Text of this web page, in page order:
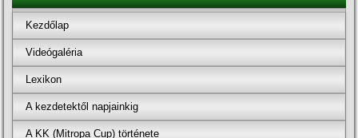
Kezdőlap
Videógaléria
Lexikon
A kezdetektől napjainkig
A KK (Mitropa Cup) története